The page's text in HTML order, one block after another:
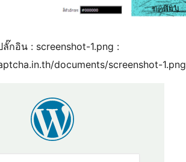
กอิน : screenshot-1.png :
documents/screenshot-1.png